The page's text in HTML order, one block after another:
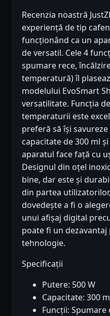
Recenzia noastră
experiență de tip
funcționând ca un
de versatil. Cele 4
spumare rece,
temperatură) îl
modelului EvoSmart
versatilitate. Funcția
temperaturii este
preferă să își
capacitate de 300 ml
aparatul face față cu
Designul din oțel
bine, dar este și
din partea
dovedește a fi o
unui afișaj digital
poate fi un
tehnologie.
Specificații
Putere: 500 W
Capacitate: 300
Funcții: Spumare